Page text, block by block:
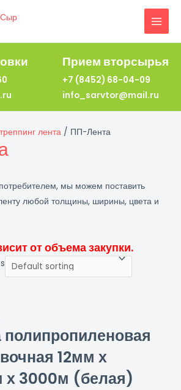
Прием вторсырья
+7 (8452) 68-04-09
info_sarvtor@mail.ru
лента / ПП-Лента
мы можем поставить
любой толщины, ширины, цвета и
от объема закупки.
полипропиленовая
12мм х
х 3000м (белая)